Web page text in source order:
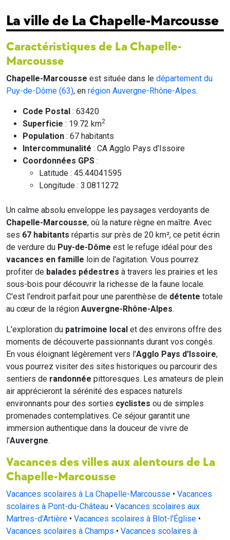
La ville de La Chapelle-Marcousse
Caractéristiques de La Chapelle-
Marcousse
Chapelle-Marcousse est située dans le département du
Puy-de-Dôme (63), en région Auvergne-Rhône-Alpes.
Code Postal : 63420
Superficie : 19.72 km2
Population : 67 habitants
Intercommunalité : CA Agglo Pays d'Issoire
Coordonnées GPS :
Latitude : 45.44041595
Longitude : 3.0811272
Un calme absolu enveloppe les paysages verdoyants de
Chapelle-Marcousse, où la nature règne en maître. Avec
ses 67 habitants répartis sur près de 20 km², ce petit écrin
de verdure du Puy-de-Dôme est le refuge idéal pour des
vacances en famille loin de l'agitation. Vous pourrez
profiter de balades pédestres à travers les prairies et les
sous-bois pour découvrir la richesse de la faune locale.
C'est l'endroit parfait pour une parenthèse de détente totale
au cœur de la région Auvergne-Rhône-Alpes.
L'exploration du patrimoine local et des environs offre des
moments de découverte passionnants durant vos congés.
En vous éloignant légèrement vers l'Agglo Pays d'Issoire,
vous pourrez visiter des sites historiques ou parcourir des
sentiers de randonnée pittoresques. Les amateurs de plein
air apprécieront la sérénité des espaces naturels
environnants pour des sorties cyclistes ou de simples
promenades contemplatives. Ce séjour garantit une
immersion authentique dans la douceur de vivre de
l'Auvergne.
Vacances des villes aux alentours de La
Chapelle-Marcousse
Vacances scolaires à La Chapelle-Marcousse • Vacances
scolaires à Pont-du-Château • Vacances scolaires aux
Martres-d'Artière • Vacances scolaires à Blot-l'Église •
Vacances scolaires à Champs • Vacances scolaires à